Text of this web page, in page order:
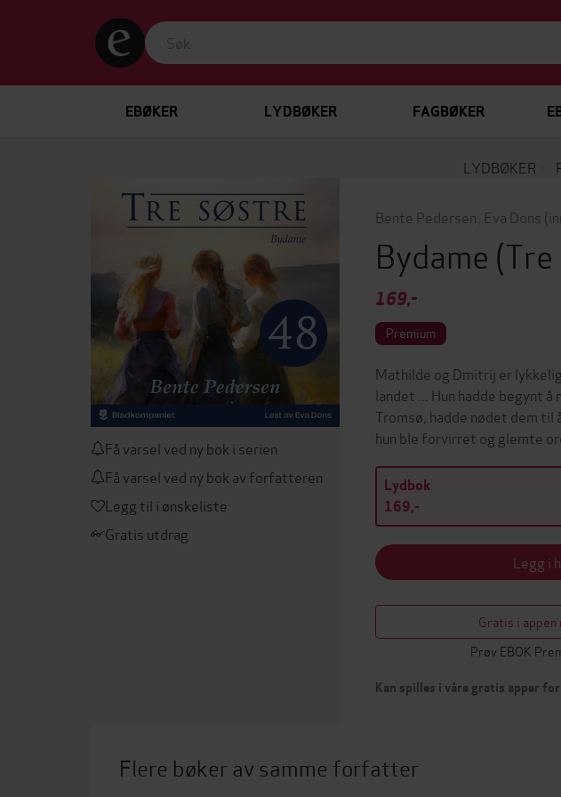
EBØKER LYDBØKER FAGBØKER
LYDBØKER
Få varsel ved ny bok i serien
Få varsel ved ny bok av forfatteren
Legg til i ønskeliste
Gratis utdrag
Bente Pedersen Eva Dons
Bydame
169,-
Premium
Mathilde og Dmitrij er
landet ... Hun hadde begynt
Tromsø, hadde nødet dem til
hun ble forvirret og glemte
Lydbok
169,-
Legg i
Gratis i appen
Prøv EBOK
Kan spilles i våre gratis apper
Flere bøker av samme forfatter